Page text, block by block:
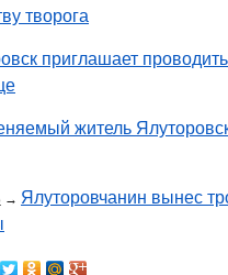
творога
приглашает
житель
→ Ялуторовчанин вынес